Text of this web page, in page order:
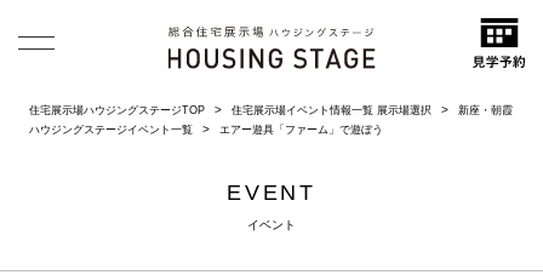
住宅展示場ハウジングステージTOP 住宅展示場イベント情報一覧 展示場選択
新座・朝霞
ハウジングステージイベント一覧
エアー遊具「ファーム」で遊ぼう
EVENT
イベント